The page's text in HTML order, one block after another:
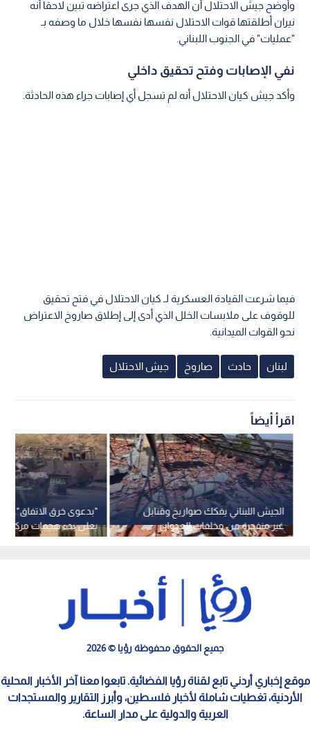
وأوضح جيش الاحتلال أن الهدف الذي جرى اعتراضه تبين لاحقا أنه
نيران أطلقتها قوات الاحتلال نفسها نفسها خلال ما وصفه بـ
"عمليات" في الجنوب اللبناني.
نفي الإصابات وفتح تحقيق داخلي
وأكد جيش كيان الاحتلال أنه لم تسجل أي إصابات جراء هذه الحادثة.
فيما شرعت القيادة العسكرية لـ كيان الاحتلال في فتح تحقيق
للوقوف على ملابسات الخلل الذي أدى إلى إطلاق صاروخ الاعتراض
نحو القوات الميدانية.
لبنان حادث صاروخ جيش الاحتلال
اقرأ أيضاً
"بدعوى خرق الاتفاق"..
يعلن بدء هجمات مركزة
الجيش اللبناني يفكك صواريخ وقنابل
غير منفجرة من مخلفات العدوان
الإسرائيلي في عدة بلدات
جميع الحقوق محفوظة رؤيا © 2026
موقع إخباري أردني تابع لقناة رؤيا الفضائية. تابعوا معنا آخر الأخبار المحلية
الأردنية، تغطيات شاملة لأخبار فلسطين، وأبرز التقارير والمستجدات
العربية والدولية على مدار الساعة.